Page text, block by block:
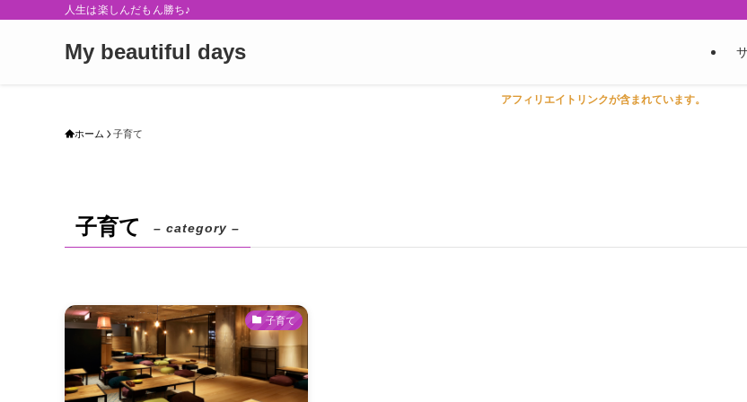
人生は楽しんだもん勝ち♪
My beautiful days
アフィリエイトリンクが含まれています。
ホーム 子育て
子育て – category –
子育て